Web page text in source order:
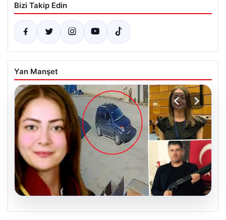
Bizi Takip Edin
Yan Manşet